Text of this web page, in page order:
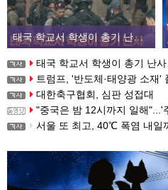
태국 학교서 학생이 총기 난사…용의자 등 8명 숨져
태국 학교서 학생이 총기 난
트럼프, '반도체·태양광 소재' 폴리실리콘 파생 제
대한축구협회, 심판 성접대
"중국은 밤 12시까지 일해"...'
서울 또 최고, 40℃ 폭염 내일